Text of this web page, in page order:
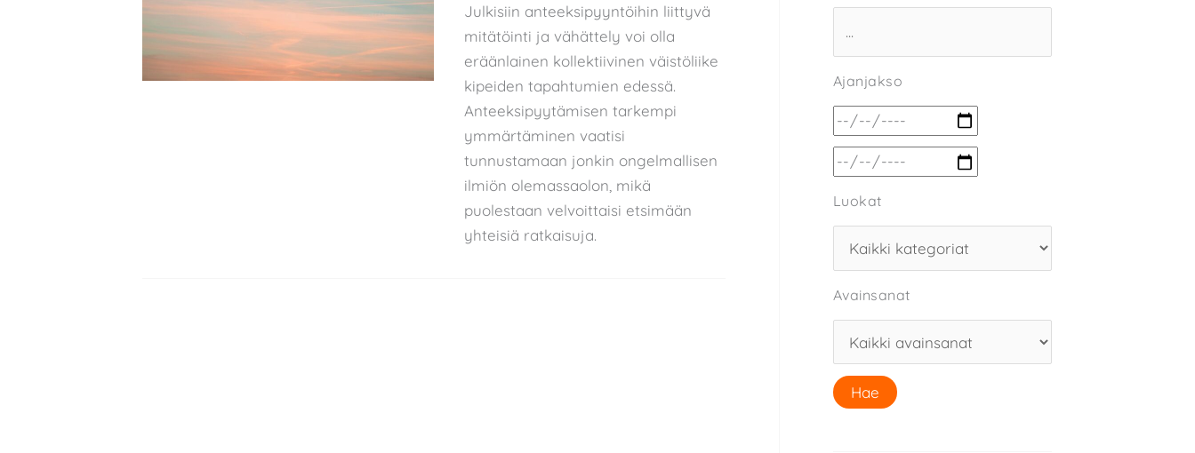
Julkisiin anteeksipyyntöihin liittyvä
mitätöinti ja vähättely voi olla
eräänlainen kollektiivinen väistöliike
kipeiden tapahtumien edessä.
Anteeksipyytämisen tarkempi
ymmärtäminen vaatisi
tunnustamaan jonkin ongelmallisen
ilmiön olemassaolon, mikä
puolestaan velvoittaisi etsimään
yhteisiä ratkaisuja.
Ajanjakso
Luokat
Avainsanat